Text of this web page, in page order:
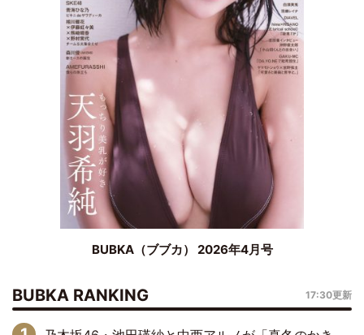
BUBKA（ブブカ） 2026年4月号
BUBKA RANKING 17:30更新